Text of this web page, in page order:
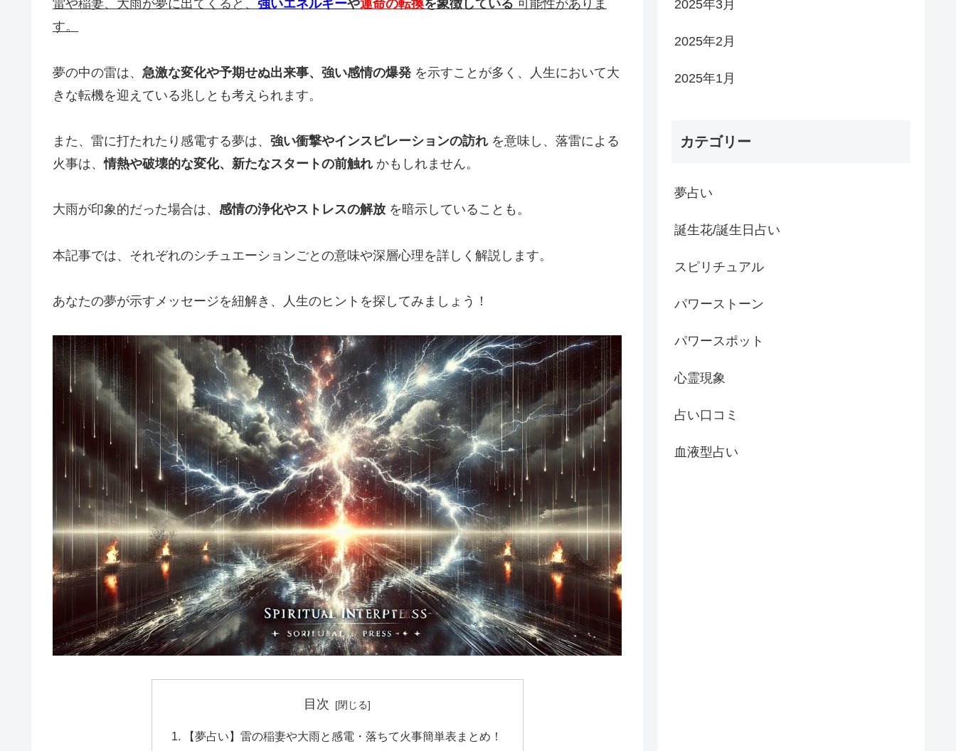
雷や稲妻、大雨が夢に出てくると、 強いエネルギーや運命の転換を象徴している 可能性がありま
す。
夢の中の雷は、 急激な変化や予期せぬ出来事、強い感情の爆発 を示すことが多く、人生において大
きな転機を迎えている兆しとも考えられます。
また、雷に打たれたり感電する夢は、 強い衝撃やインスピレーションの訪れ を意味し、落雷による
火事は、情熱や破壊的な変化、新たなスタートの前触れ かもしれません。
大雨が印象的だった場合は、 感情の浄化やストレスの解放 を暗示していることも。
本記事では、それぞれのシチュエーションごとの意味や深層心理を詳しく解説します。
あなたの夢が示すメッセージを紐解き、人生のヒントを探してみましょう！
目次
【夢占い】雷の稲妻や大雨と感電・落ちて火事簡単表まとめ！
2025年3月
2025年2月
2025年1月
カテゴリー
夢占い
誕生花/誕生日占い
スピリチュアル
パワーストーン
パワースポット
心霊現象
占い口コミ
血液型占い